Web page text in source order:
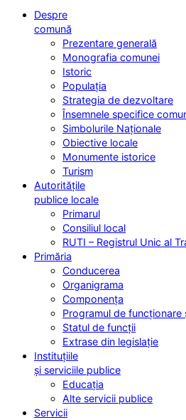
Despre
comună
Prezentare generală
Monografia comunei
Istoric
Populația
Strategia de dezvoltare
Însemnele specifice
Simbolurile Naționale
Obiective locale
Monumente istorice
Turism
Autoritățile
publice locale
Primarul
Consiliul local
RUTI – Registrul Unic al
Primăria
Conducerea
Organigrama
Componența
Programul de funcționare
Statul de funcții
Extrase din legislație
Instituțiile
și serviciile publice
Educația
Alte servicii publice
Servicii